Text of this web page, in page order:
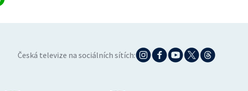
Česká televize na sociálních sítích: